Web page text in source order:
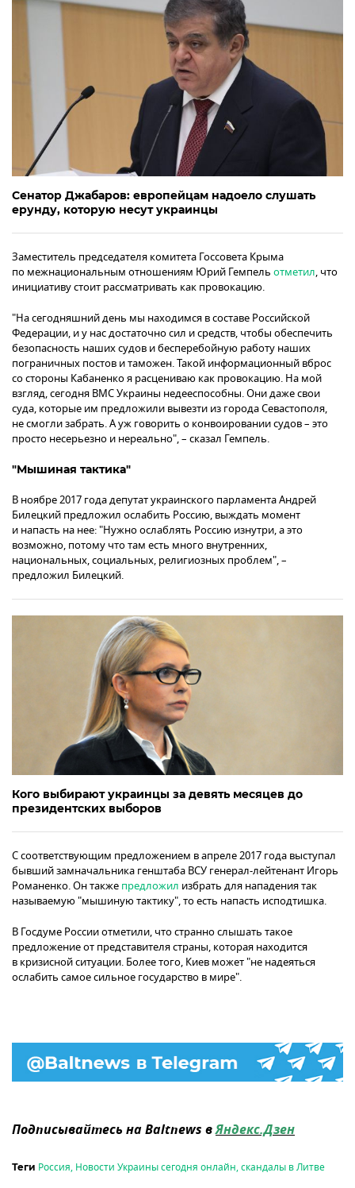
Сенатор Джабаров: европейцам надоело слушать
ерунду, которую несут украинцы
Заместитель председателя комитета Госсовета Крыма
по межнациональным отношениям Юрий Гемпель отметил, что
инициативу стоит рассматривать как провокацию.
"На сегодняшний день мы находимся в составе Российской
Федерации, и у нас достаточно сил и средств, чтобы обеспечить
безопасность наших судов и бесперебойную работу наших
пограничных постов и таможен. Такой информационный вброс
со стороны Кабаненко я расцениваю как провокацию. На мой
взгляд, сегодня ВМС Украины недееспособны. Они даже свои
суда, которые им предложили вывезти из города Севастополя,
не смогли забрать. А уж говорить о конвоировании судов – это
просто несерьезно и нереально", – сказал Гемпель.
"Мышиная тактика"
В ноябре 2017 года депутат украинского парламента Андрей
Билецкий предложил ослабить Россию, выждать момент
и напасть на нее: "Нужно ослаблять Россию изнутри, а это
возможно, потому что там есть много внутренних,
национальных, социальных, религиозных проблем", –
предложил Билецкий.
Кого выбирают украинцы за девять месяцев до
президентских выборов
С соответствующим предложением в апреле 2017 года выступал
бывший замначальника генштаба ВСУ генерал-лейтенант Игорь
Романенко. Он также предложил избрать для нападения так
называемую "мышиную тактику", то есть напасть исподтишка.
В Госдуме России отметили, что странно слышать такое
предложение от представителя страны, которая находится
в кризисной ситуации. Более того, Киев может "не надеяться
ослабить самое сильное государство в мире".
Подписывайтесь на Baltnews вЯндекс.Дзен
Теги Россия, Новости Украины сегодня онлайн,скандалы в Литве